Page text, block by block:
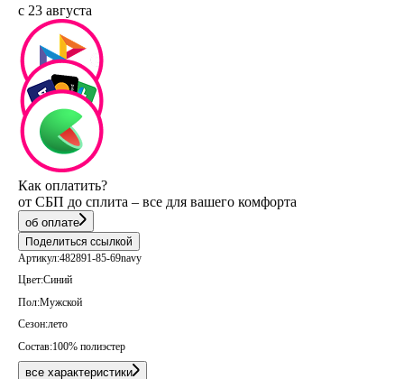
с 23 августа
Как оплатить?
от СБП до сплита – все для вашего комфорта
об оплате
Поделиться ссылкой
Артикул:482891-85-69navy
Цвет:Синий
Пол:Мужской
Сезон:лето
Состав:100% полиэстер
все характеристики